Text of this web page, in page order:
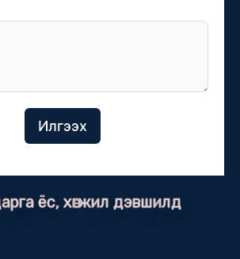
Илгээх
ёс, хөгжил дэвшилд